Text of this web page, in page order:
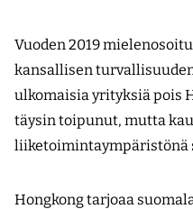
Vuoden 2019
kansallisen
ulkomaisia yrityksiä pois
täysin toipunut, mutta
liiketoimintaympäristönä
Hongkong tarjoaa